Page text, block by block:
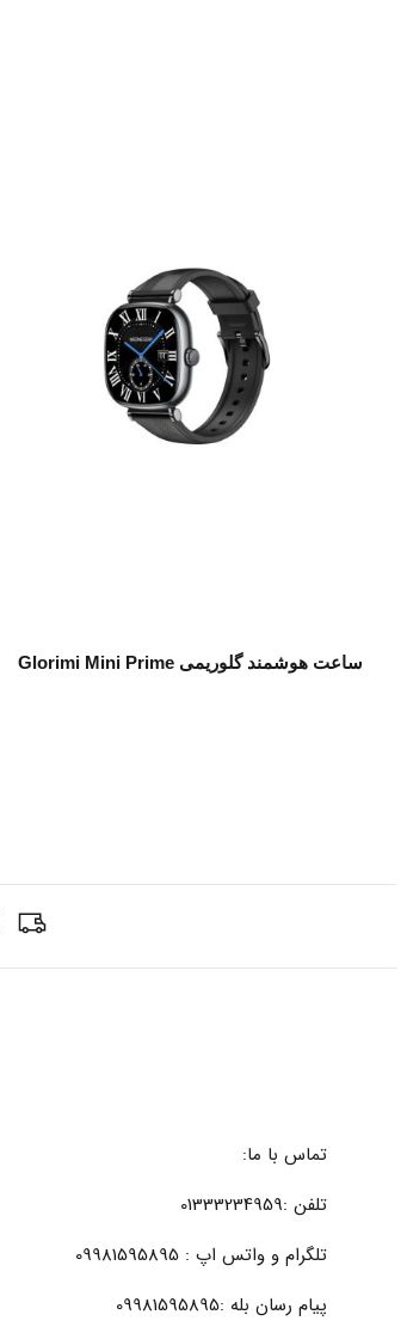
اطلاعات بیشتر
ساعت هوشمند گلوریمی Glorimi Mini Prime
تماس با ما:
تلفن :01333234959
تلگرام و واتس اپ : 09981595895
پیام رسان بله :09981595895